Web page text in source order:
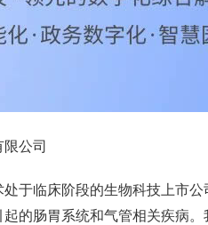
公司
于临床阶段的生物科技上市
的肠胃系统和气管相关疾病